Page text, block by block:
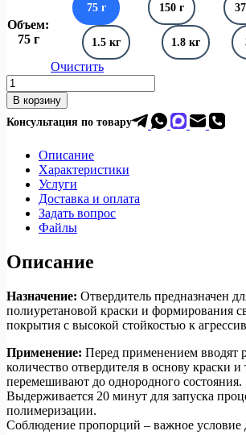
Объем:
75 г
75 г 150 г
1.5 кг 1.8 кг
Очистить
В корзину
Консультация по товару
Описание
Характеристики
Услуги
Доставка и оплата
Задать вопрос
Файлы
Описание
Назначение: Отвердитель предназначен
полиуретановой краски и формирования
покрытия с высокой стойкостью к
Применение: Перед применением вводят
количество отвердителя в основу краски и
перемешивают до однородного состояния.
Выдерживается 20 минут для запуска
полимеризации.
Соблюдение пропорций – важное условие